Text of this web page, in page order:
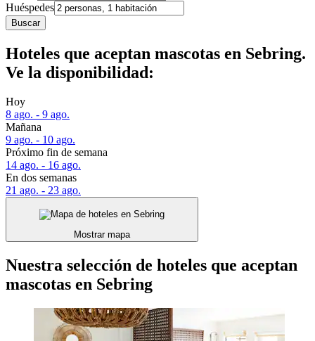
Huéspedes
Buscar
Hoteles que aceptan mascotas en Sebring.
Ve la disponibilidad:
Hoy
8 ago. - 9 ago.
Mañana
9 ago. - 10 ago.
Próximo fin de semana
14 ago. - 16 ago.
En dos semanas
21 ago. - 23 ago.
Mostrar mapa
Nuestra selección de hoteles que aceptan
mascotas en Sebring